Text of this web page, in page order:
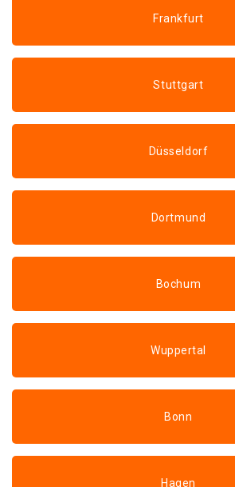
Frankfurt
Stuttgart
Düsseldorf
Dortmund
Bochum
Wuppertal
Bonn
Hagen